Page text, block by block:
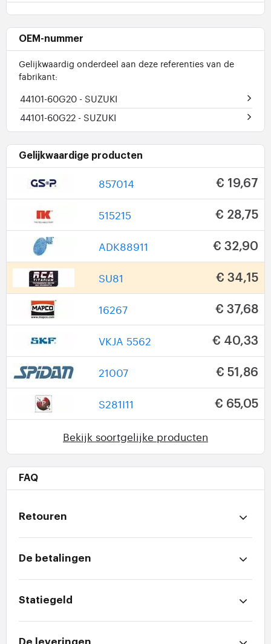
OEM-nummer
Gelijkwaardig onderdeel aan deze referenties van de
fabrikant:
44101-60G20 - SUZUKI
44101-60G22 - SUZUKI
Gelijkwaardige producten
857014 € 19,67
515215 € 28,75
ADK88911 € 32,90
SU81 € 34,15
16267 € 37,68
VKJA 5562 € 40,33
21007 € 51,86
S281I11 € 65,05
Bekijk soortgelijke producten
FAQ
Retouren
De betalingen
Statiegeld